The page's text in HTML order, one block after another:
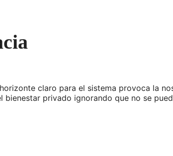
claro para el sistema provoca la
bienestar privado ignorando que no se